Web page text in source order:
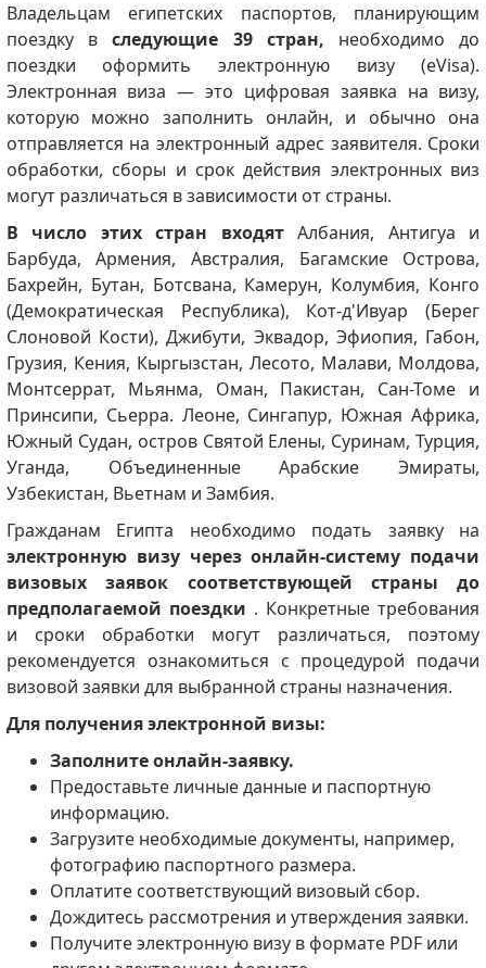
Владельцам египетских паспортов, планирующим
поездку вследующие 39 стран, необходимо до
поездки оформить электронную визу (eVisa).
Электронная виза — это цифровая заявка на визу,
которую можно заполнить онлайн, и обычно она
отправляется на электронный адрес заявителя. Сроки
обработки, сборы и срок действия электронных виз
могут различаться в зависимости от страны.
В число этих стран входятАлбания, Антигуа и
Барбуда, Армения, Австралия, Багамские Острова,
Бахрейн, Бутан, Ботсвана, Камерун, Колумбия, Конго
(Демократическая Республика), Кот-д'Ивуар (Берег
Слоновой Кости), Джибути, Эквадор, Эфиопия, Габон,
Грузия, Кения, Кыргызстан, Лесото, Малави, Молдова,
Монтсеррат, Мьянма, Оман, Пакистан, Сан-Томе и
Принсипи, Сьерра. Леоне, Сингапур, Южная Африка,
Южный Судан, остров Святой Елены, Суринам, Турция,
Уганда, Объединенные Арабские Эмираты,
Узбекистан, Вьетнам и Замбия.
Гражданам Египта необходимо подать заявку на
электронную визу через онлайн-систему подачи
визовых заявок соответствующей страны до
предполагаемой поездки . Конкретные требования
и сроки обработки могут различаться, поэтому
рекомендуется ознакомиться с процедурой подачи
визовой заявки для выбранной страны назначения.
Для получения электронной визы:
Заполните онлайн-заявку.
Предоставьте личные данные и паспортную
информацию.
Загрузите необходимые документы, например,
фотографию паспортного размера.
Оплатите соответствующий визовый сбор.
Дождитесь рассмотрения и утверждения заявки.
Получите электронную визу в формате PDF или